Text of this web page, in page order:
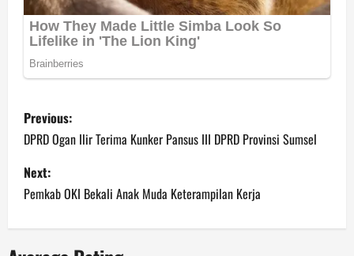
P
o
s
t
Previous:
DPRD Ogan Ilir Terima Kunker Pansus III DPRD Provinsi Sumsel
Next:
Pemkab OKI Bekali Anak Muda Keterampilan Kerja